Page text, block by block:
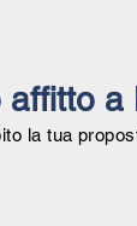
a
la tua